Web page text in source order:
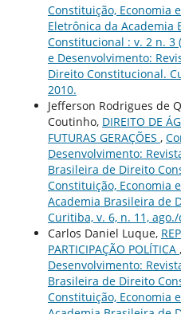
Constituição, Economia
Eletrônica da Academia
Constitucional : v. 2 n. 3
e Desenvolvimento:
Direito Constitucional.
2010.
Jefferson Rodrigues de
Coutinho, DIREITO DE
FUTURAS GERAÇÕES ,
Desenvolvimento:
Brasileira de Direito
Constituição, Economia
Academia Brasileira de
Curitiba, v. 6, n. 11,
Carlos Daniel Luque,
PARTICIPAÇÃO POLÍTICA ,
Desenvolvimento:
Brasileira de Direito
Constituição, Economia